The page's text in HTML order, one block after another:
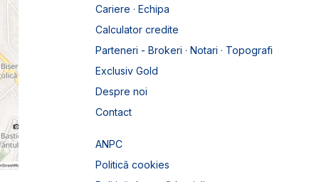
Cariere · Echipa
Calculator credite
Parteneri - Brokeri · Notari · Topografi
Exclusiv Gold
Despre noi
Contact
ANPC
Politică cookies